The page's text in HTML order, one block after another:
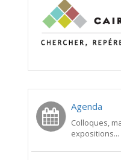
Agenda
Colloques,
expositions...